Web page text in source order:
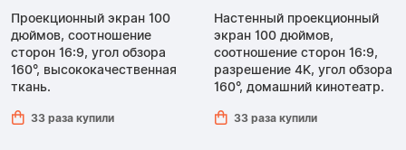
Проекционный экран 100
дюймов, соотношение
сторон 16:9, угол обзора
160°, высококачественная
ткань.
33 раза купили
Настенный проекционный
экран 100 дюймов,
соотношение сторон 16:9,
разрешение 4K, угол обзора
160°, домашний кинотеатр.
33 раза купили